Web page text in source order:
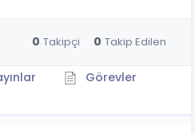
0 Takipçi 0 Takip Edilen
Görevler